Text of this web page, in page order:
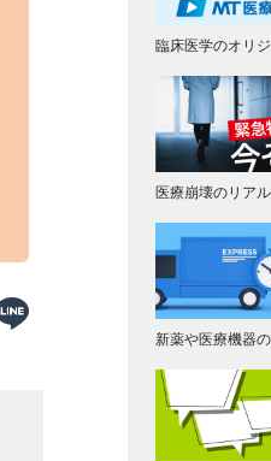
臨床医学のオリ
医療崩壊のリア
新薬や医療機器